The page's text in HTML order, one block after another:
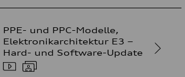
PPE- und PPC-Modelle,
Elektronikarchitektur E3 –
Hard- und Software-Update